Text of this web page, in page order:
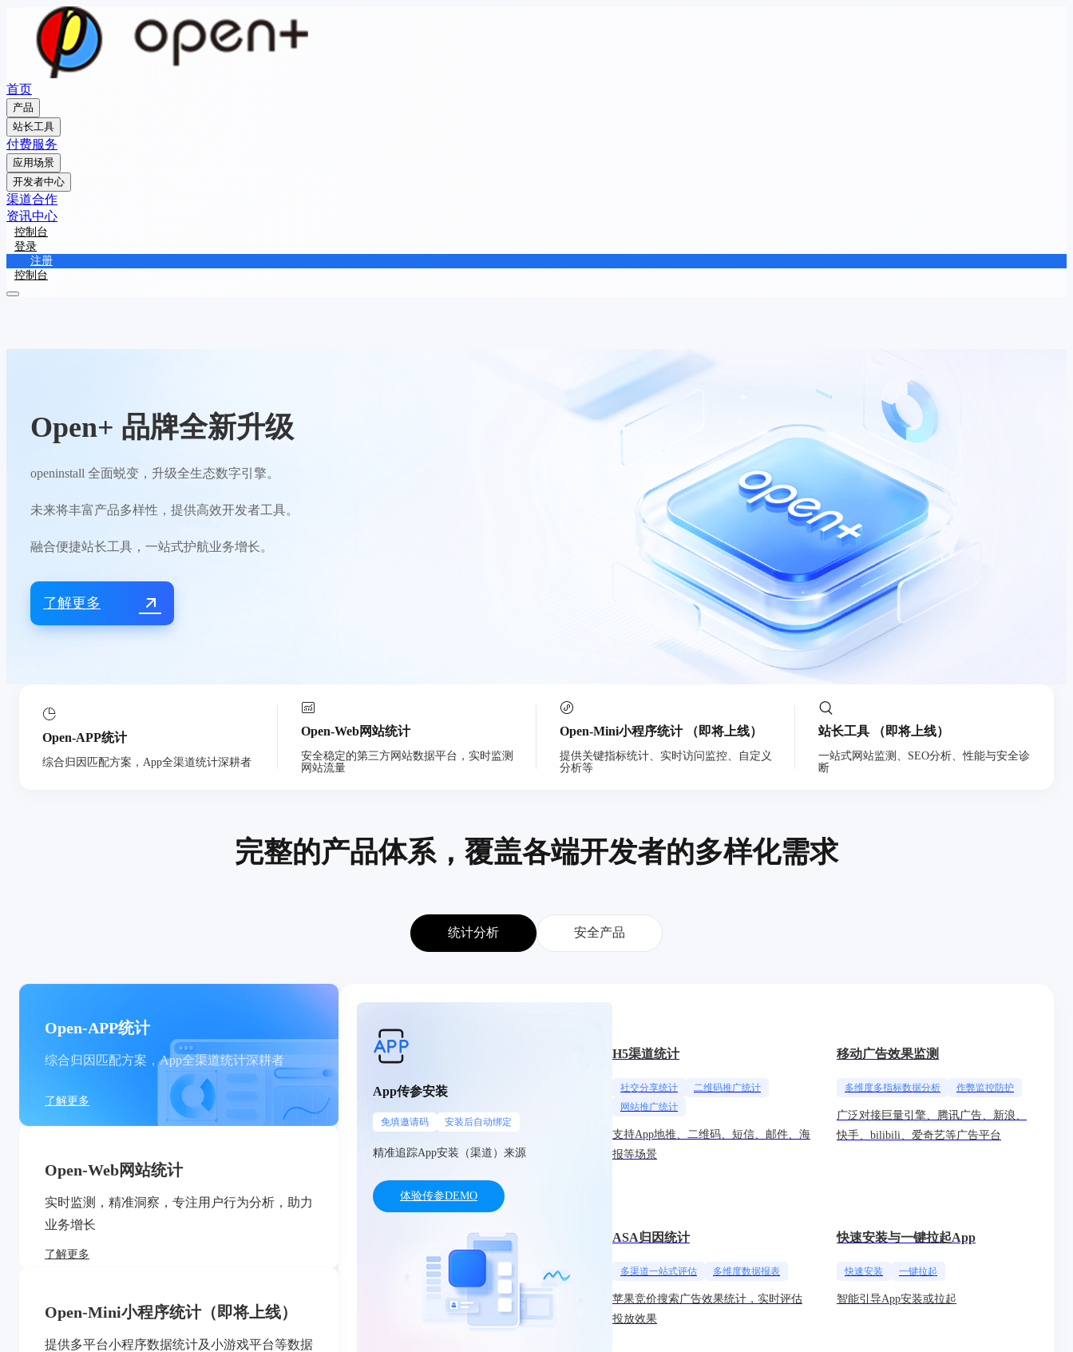
首页
产品
站长工具
付费服务
应用场景
开发者中心
渠道合作
资讯中心
控制台
登录
注册
控制台
Open+ 品牌全新升级
openinstall 全面蜕变，升级全生态数字引擎。
未来将丰富产品多样性，提供高效开发者工具。
融合便捷站长工具，一站式护航业务增长。
了解更多
Open-APP统计
综合归因匹配方案，App全渠道统计深耕者
Open-Web网站统计
安全稳定的第三方网站数据平台，实时监测
网站流量
Open-Mini小程序统计 （即将上线）
提供关键指标统计、实时访问监控、自定义
分析等
站长工具 （即将上线）
一站式网站监测、SEO分析、性能与安全诊
断
完整的产品体系，覆盖各端开发者的多样化需求
统计分析 安全产品
Open-APP统计
综合归因匹配方案，App全渠道统计深耕者
了解更多
Open-Web网站统计
实时监测，精准洞察，专注用户行为分析，助力
业务增长
了解更多
Open-Mini小程序统计（即将上线）
提供多平台小程序数据统计及小游戏平台等数据
App传参安装
免填邀请码 安装后自动绑定
精准追踪App安装（渠道）来源
体验传参DEMO
H5渠道统计
社交分享统计
二维码推广统计
网站推广统计
支持App地推、二维码、短信、邮件、海
报等场景
移动广告效果监测
多维度多指标数据分析 作弊监控防护
广泛对接巨量引擎、腾讯广告、新浪、
快手、bilibili、爱奇艺等广告平台
ASA归因统计
多渠道一站式评估 多维度数据报表
苹果竞价搜索广告效果统计，实时评估
投放效果
快速安装与一键拉起App
快速安装 一键拉起
智能引导App安装或拉起